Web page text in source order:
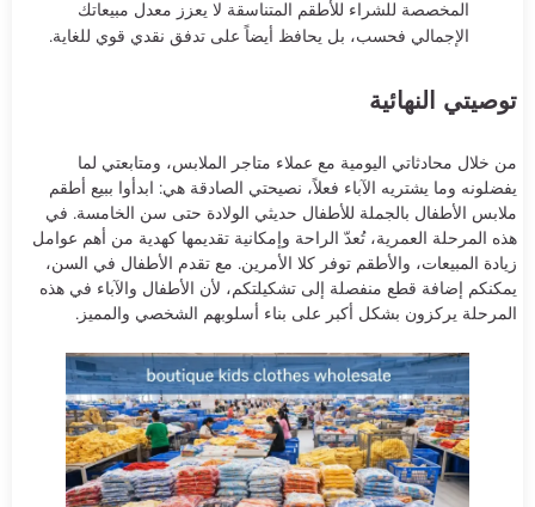
المخصصة للشراء للأطقم المتناسقة لا يعزز معدل مبيعاتك
الإجمالي فحسب، بل يحافظ أيضاً على تدفق نقدي قوي للغاية.
توصيتي النهائية
من خلال محادثاتي اليومية مع عملاء متاجر الملابس، ومتابعتي لما
يفضلونه وما يشتريه الآباء فعلاً، نصيحتي الصادقة هي: ابدأوا ببيع أطقم
ملابس الأطفال بالجملة للأطفال حديثي الولادة حتى سن الخامسة. في
هذه المرحلة العمرية، تُعدّ الراحة وإمكانية تقديمها كهدية من أهم عوامل
زيادة المبيعات، والأطقم توفر كلا الأمرين. مع تقدم الأطفال في السن،
يمكنكم إضافة قطع منفصلة إلى تشكيلتكم، لأن الأطفال والآباء في هذه
المرحلة يركزون بشكل أكبر على بناء أسلوبهم الشخصي والمميز.